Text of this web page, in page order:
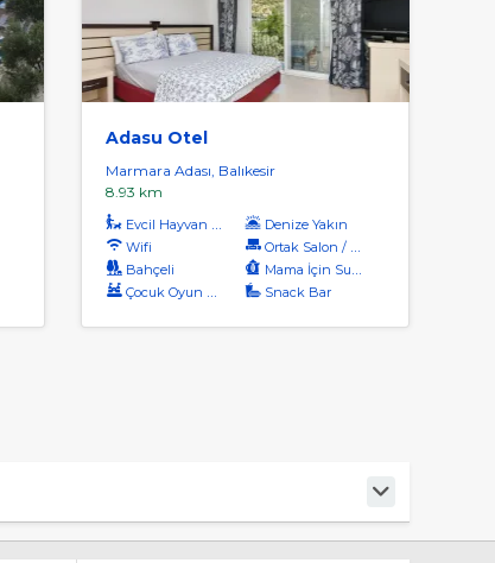
Adasu Otel
Marmara Adası, Balıkesir
8.93 km
Evcil Hayvan Kabul
Denize Yakın
Wifi
Ortak Salon / Tv Alanı
Bahçeli
Mama İçin Su Isıtıcı
Çocuk Oyun Alanı
Snack Bar